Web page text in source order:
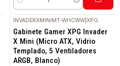
Cantidad
INVADERXMINIMT-WHCWW |XPG
Gabinete Gamer XPG Invader
X Mini (Micro ATX, Vidrio
Templado, 5 Ventiladores
ARGB, Blanco)